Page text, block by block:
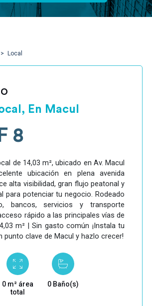
Local
En Macul
8
de 14,03 m², ubicado en Av. Macul
ubicación en plena avenida
alta visibilidad, gran flujo peatonal y
para potenciar tu negocio. Rodeado
bancos, servicios y transporte
rápido a las principales vías de
m² | Sin gasto común ¡Instala tu
punto clave de Macul y hazlo crecer!
0 m² área
total
0 Baño(s)